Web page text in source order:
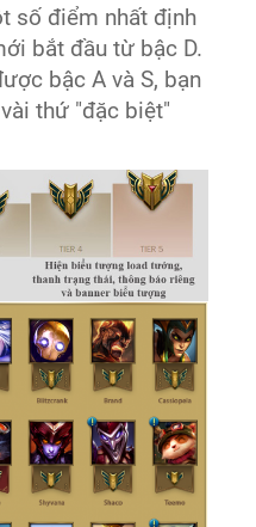
số điểm nhất định
bắt đầu từ bậc D.
bậc A và S, bạn
thứ "đặc biệt"